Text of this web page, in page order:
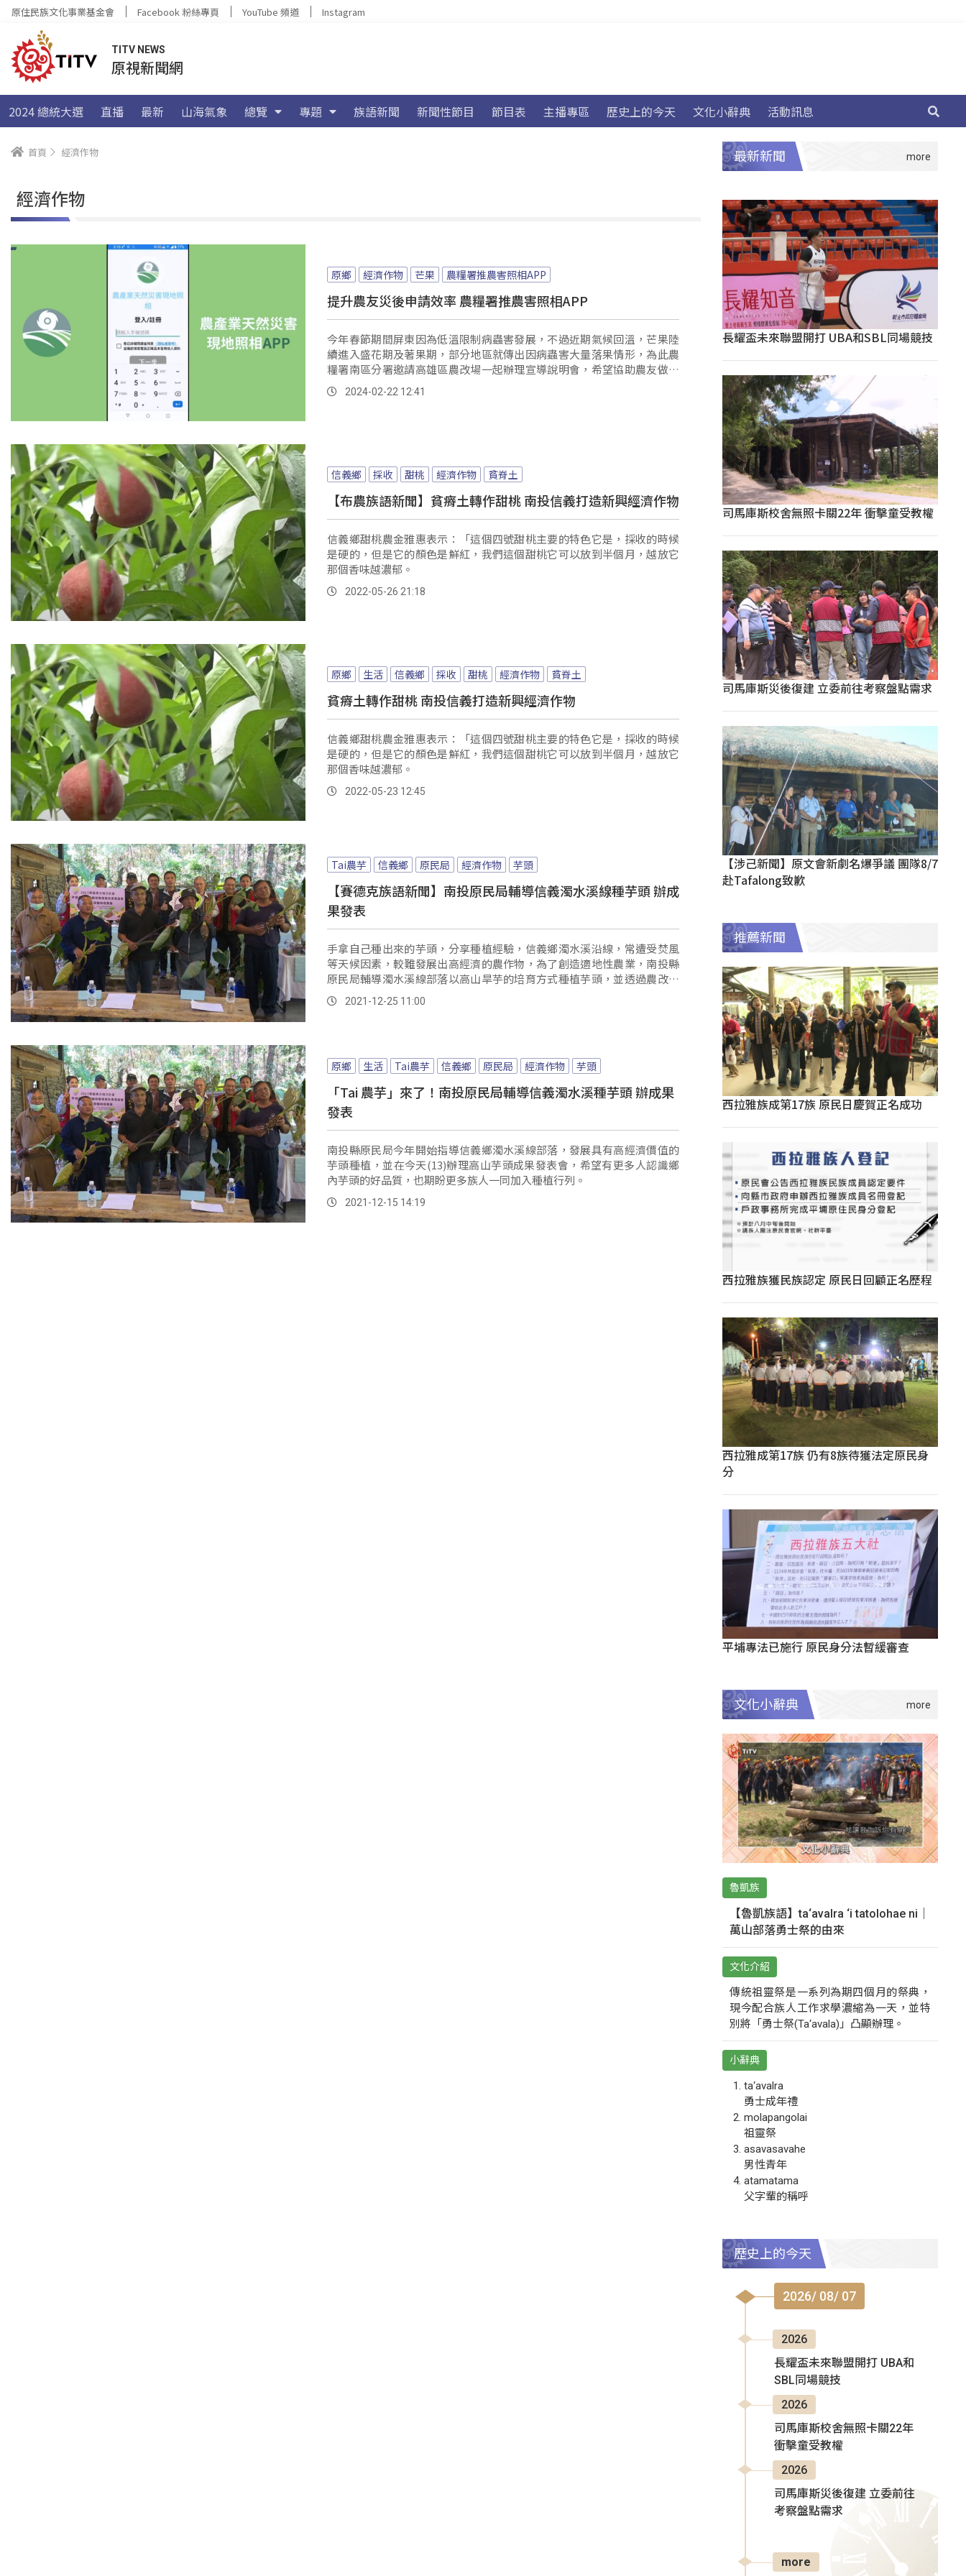
原住民族文化事業基金會 Facebook 粉絲專頁 YouTube 頻道 Instagram
TITV NEWS
原視新聞網
2024 總統大選 直播 最新 山海氣象 總覽 專題 族語新聞 新聞性節目 節目表 主播專區 歷史上的今天 文化小辭典 活動訊息
首頁 經濟作物
經濟作物
原鄉 經濟作物 芒果 農糧署推農害照相APP
提升農友災後申請效率 農糧署推農害照相APP
今年春節期間屏東因為低溫限制病蟲害發展，不過近期氣候回溫，芒果陸
續進入盛花期及著果期，部分地區就傳出因病蟲害大量落果情形，為此農
糧署南區分署邀請高雄區農改場一起辦理宣導說明會，希望協助農友做田
區管理的補強，將類似災損降到最低。
2024-02-22 12:41
信義鄉 採收 甜桃 經濟作物 貧脊土
【布農族語新聞】貧瘠土轉作甜桃 南投信義打造新興經濟作物
信義鄉甜桃農金雅惠表示：「這個四號甜桃主要的特色它是，採收的時候
是硬的，但是它的顏色是鮮紅，我們這個甜桃它可以放到半個月，越放它
那個香味越濃郁。
2022-05-26 21:18
原鄉 生活 信義鄉 採收 甜桃 經濟作物 貧脊土
貧瘠土轉作甜桃 南投信義打造新興經濟作物
信義鄉甜桃農金雅惠表示：「這個四號甜桃主要的特色它是，採收的時候
是硬的，但是它的顏色是鮮紅，我們這個甜桃它可以放到半個月，越放它
那個香味越濃郁。
2022-05-23 12:45
Tai農芋 信義鄉 原民局 經濟作物 芋頭
【賽德克族語新聞】南投原民局輔導信義濁水溪線種芋頭 辦成
果發表
手拿自己種出來的芋頭，分享種植經驗，信義鄉濁水溪沿線，常遭受焚風
等天候因素，較難發展出高經濟的農作物，為了創造適地性農業，南投縣
原民局輔導濁水溪線部落以高山旱芋的培育方式種植芋頭，並透過農改場
的專業指...。
2021-12-25 11:00
原鄉 生活 Tai農芋 信義鄉 原民局 經濟作物 芋頭
「Tai 農芋」來了！南投原民局輔導信義濁水溪種芋頭 辦成果
發表
南投縣原民局今年開始指導信義鄉濁水溪線部落，發展具有高經濟價值的
芋頭種植，並在今天(13)辦理高山芋頭成果發表會，希望有更多人認識鄉
內芋頭的好品質，也期盼更多族人一同加入種植行列。
2021-12-15 14:19
最新新聞
長耀盃未來聯盟開打 UBA和SBL同場競技
司馬庫斯校舍無照卡關22年 衝擊童受教權
司馬庫斯災後復建 立委前往考察盤點需求
【涉己新聞】原文會新劇名爆爭議 團隊8/7
赴Tafalong致歉
推薦新聞
西拉雅族成第17族 原民日慶賀正名成功
西拉雅族獲民族認定 原民日回顧正名歷程
西拉雅成第17族 仍有8族待獲法定原民身
分
平埔專法已施行 原民身分法暫緩審查
文化小辭典
魯凱族
【魯凱族語】ta‘avalra ‘i tatolohae ni｜
萬山部落勇士祭的由來
文化介紹
傳統祖靈祭是一系列為期四個月的祭典，
現今配合族人工作求學濃縮為一天，並特
別將「勇士祭(Ta‘avala)」凸顯辦理。
小辭典
ta‘avalra
勇士成年禮
molapangolai
祖靈祭
asavasavahe
男性青年
atamatama
父字輩的稱呼
歷史上的今天
2026/ 08/ 07
2026
長耀盃未來聯盟開打 UBA和
SBL同場競技
2026
司馬庫斯校舍無照卡關22年
衝擊童受教權
2026
司馬庫斯災後復建 立委前往
考察盤點需求
more